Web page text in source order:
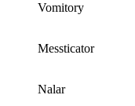
Vomitory
Messticator
Nalar